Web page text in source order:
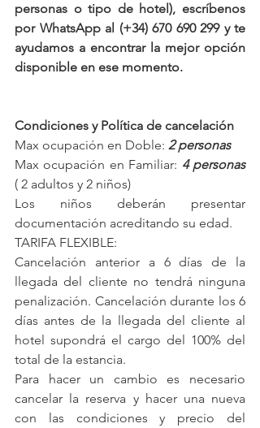
personas o tipo de hotel), escríbenos
por WhatsApp al (+34) 670 690 299 y te
ayudamos a encontrar la mejor opción
disponible en ese momento.
Condiciones y Política de cancelación
Max ocupación en Doble: 2 personas
Max ocupación en Familiar: 4 personas
( 2 adultos y 2 niños)
Los niños deberán presentar
documentación acreditando su edad.
TARIFA FLEXIBLE:
Cancelación anterior a 6 días de la
llegada del cliente no tendrá ninguna
penalización. Cancelación durante los 6
días antes de la llegada del cliente al
hotel supondrá el cargo del 100% del
total de la estancia.
Para hacer un cambio es necesario
cancelar la reserva y hacer una nueva
con las condiciones y precio del